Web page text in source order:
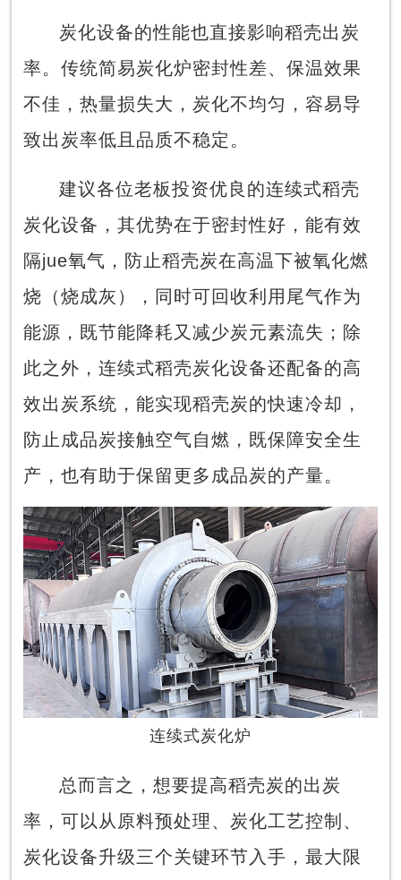
炭化设备的性能也直接影响稻壳出炭
率。传统简易炭化炉密封性差、保温效果
不佳，热量损失大，炭化不均匀，容易导
致出炭率低且品质不稳定。
建议各位老板投资优良的连续式稻壳
炭化设备，其优势在于密封性好，能有效
隔jue氧气，防止稻壳炭在高温下被氧化燃
烧（烧成灰），同时可回收利用尾气作为
能源，既节能降耗又减少炭元素流失；除
此之外，连续式稻壳炭化设备还配备的高
效出炭系统，能实现稻壳炭的快速冷却，
防止成品炭接触空气自燃，既保障安全生
产，也有助于保留更多成品炭的产量。
连续式炭化炉
总而言之，想要提高稻壳炭的出炭
率，可以从原料预处理、炭化工艺控制、
炭化设备升级三个关键环节入手，最大限